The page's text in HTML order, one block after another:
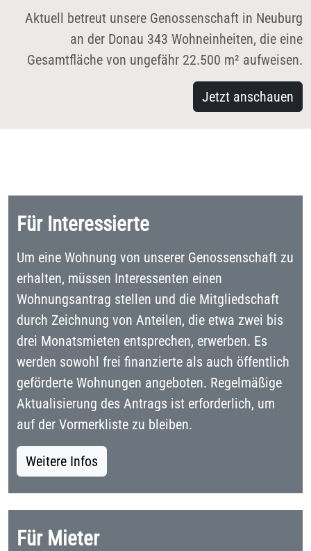
Aktuell betreut unsere Genossenschaft in Neuburg
an der Donau 343 Wohneinheiten, die eine
Gesamtfläche von ungefähr 22.500 m² aufweisen.
Jetzt anschauen
Für Interessierte
Um eine Wohnung von unserer Genossenschaft zu
erhalten, müssen Interessenten einen
Wohnungsantrag stellen und die Mitgliedschaft
durch Zeichnung von Anteilen, die etwa zwei bis
drei Monatsmieten entsprechen, erwerben. Es
werden sowohl frei finanzierte als auch öffentlich
geförderte Wohnungen angeboten. Regelmäßige
Aktualisierung des Antrags ist erforderlich, um
auf der Vormerkliste zu bleiben.
Weitere Infos
Für Mieter